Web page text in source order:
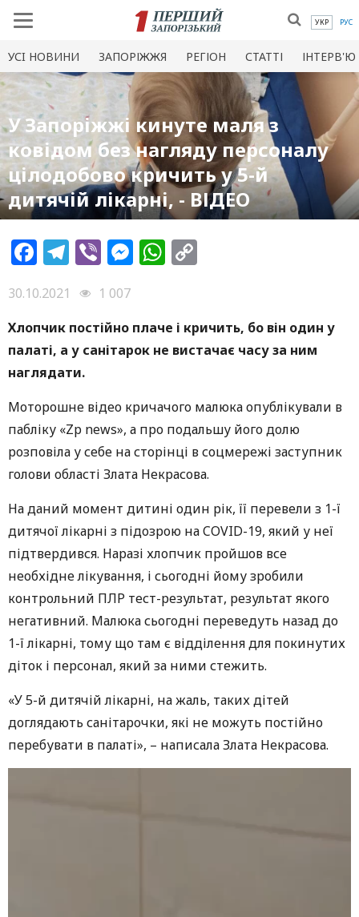
УКР РУС
УСI НОВИНИ ЗАПОРІЖЖЯ РЕГІОН СТАТТІ ІНТЕРВ'Ю
У Запоріжжі кинуте маля з
ковідом без нагляду персоналу
цілодобово кричить у 5-й
дитячій лікарні, - ВІДЕО
Facebook
Telegram
ViberMessenger
WhatsApp
30.10.2021
1 007
Хлопчик постійно плаче і кричить, бо він один у
палаті, а у санітарок не вистачає часу за ним
наглядати.
Моторошне відео кричачого малюка опублікували в
пабліку «Zp news», а про подальшу його долю
розповіла у себе на сторінці в соцмережі заступник
голови області Злата Некрасова.
На даний момент дитині один рік, її перевели з 1-ї
дитячої лікарні з підозрою на COVID-19, який у неї
підтвердився. Наразі хлопчик пройшов все
необхідне лікування, і сьогодні йому зробили
контрольний ПЛР тест-результат, результат якого
негативний. Малюка сьогодні переведуть назад до
1-ї лікарні, тому що там є відділення для покинутих
діток і персонал, який за ними стежить.
«У 5-й дитячій лікарні, на жаль, таких дітей
доглядають санітарочки, які не можуть постійно
перебувати в палаті», – написала Злата Некрасова.